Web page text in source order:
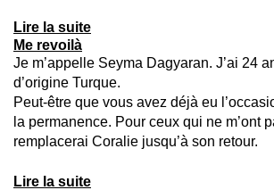
Me revoilà
Je m’appelle Seyma Dagyaran. J’ai 24
d’origine Turque.
Peut-être que vous avez déjà eu
la permanence. Pour ceux qui ne m’ont
remplacerai Coralie jusqu’à son retour.
Lire la suite
Lire la suite